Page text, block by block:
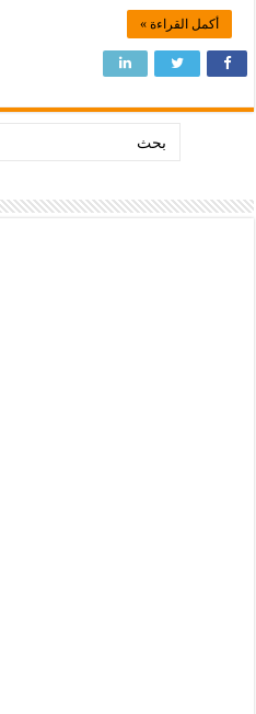
أكمل القراءة »
بحث: